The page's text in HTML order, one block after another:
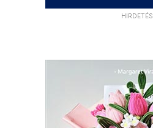
HIRDETÉS